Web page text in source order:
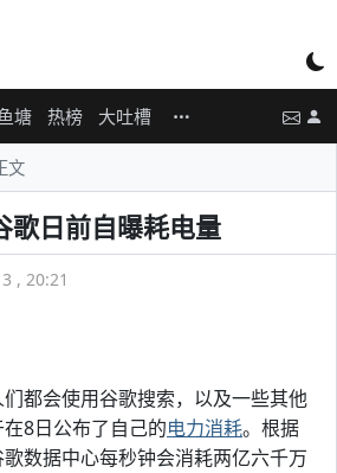
塘 热榜 大吐槽
文
歌日前自曝耗电量
, 20:21
都会使用谷歌搜索，以及一些其他
8日公布了自己的电力消耗。根据
数据中心每秒钟会消耗两亿六千万